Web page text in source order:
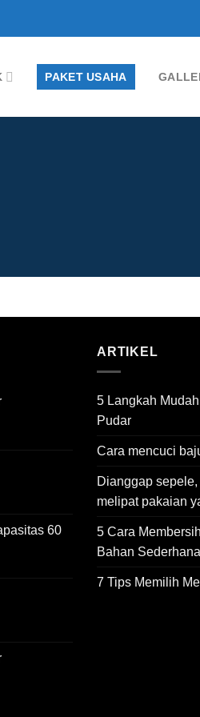
PAKET USAHA
60
ARTIKEL
5 Langkah
Pudar
Cara mencuci
Dianggap
melipat pakaian
5 Cara
Bahan Sederhana
7 Tips Memilih